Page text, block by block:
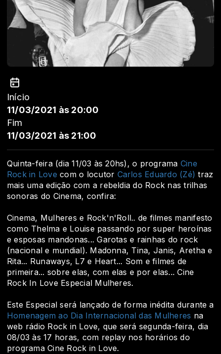
Início
11/03/2021 às 20:00
Fim
11/03/2021 às 21:00
Quinta-feira (dia 11/03 às 20hs), o programa Cine
Rock in Love com o locutor Carlos Eduardo (Zé) traz
mais uma edição com a rebeldia do Rock nas trilhas
sonoras do Cinema, confira:
Cinema, Mulheres e Rock'n'Roll.. de filmes manifesto
como Thelma e Louise passando por super heroínas
e esposas mandonas... Garotas e rainhas do rock
(nacional e mundial). Madonna, Tina, Janis, Aretha e
Rita... Runaways, L7 e Heart... Som e filmes de
primeira... sobre elas, com elas e por elas... Cine
Rock In Love Especial Mulheres.
Este Especial será lançado de forma inédita durante a
Homenagem ao Dia Internacional das Mulheres na
web rádio Rock in Love, que será segunda-feira, dia
08/03 às 17 horas, com replay nos horários do
programa Cine Rock in Love.